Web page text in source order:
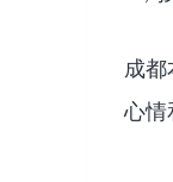
成
心情